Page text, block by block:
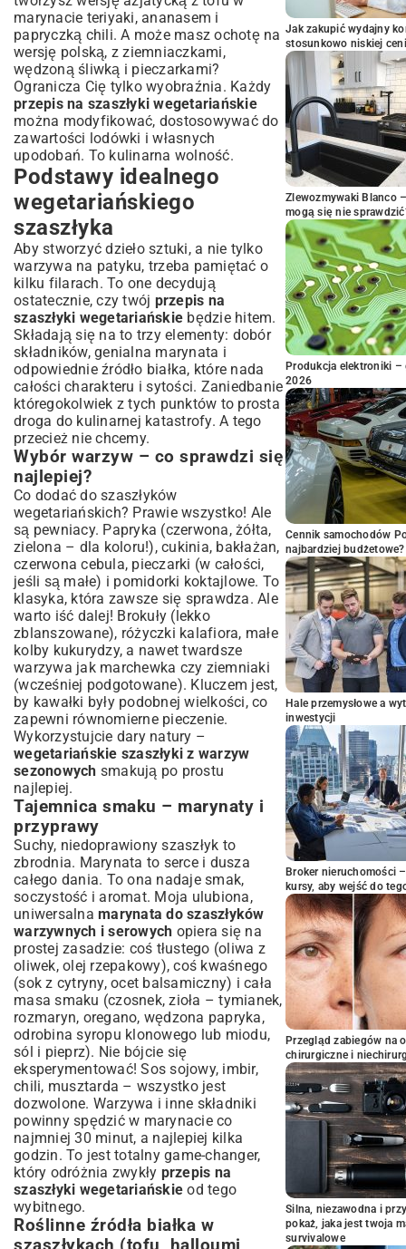
marynacie teriyaki, ananasem i
papryczką chili. A może masz ochotę na
wersję polską, z ziemniaczkami,
wędzoną śliwką i pieczarkami?
Ogranicza Cię tylko wyobraźnia. Każdy
przepis na szaszłyki wegetariańskie
można modyfikować, dostosowywać do
zawartości lodówki i własnych
upodobań. To kulinarna wolność.
Podstawy idealnego
wegetariańskiego
szaszłyka
Aby stworzyć dzieło sztuki, a nie tylko
warzywa na patyku, trzeba pamiętać o
kilku filarach. To one decydują
ostatecznie, czy twój przepis na
szaszłyki wegetariańskie będzie hitem.
Składają się na to trzy elementy: dobór
składników, genialna marynata i
odpowiednie źródło białka, które nada
całości charakteru i sytości. Zaniedbanie
któregokolwiek z tych punktów to prosta
droga do kulinarnej katastrofy. A tego
przecież nie chcemy.
Wybór warzyw – co sprawdzi się
najlepiej?
Co dodać do szaszłyków
wegetariańskich? Prawie wszystko! Ale
są pewniacy. Papryka (czerwona, żółta,
zielona – dla koloru!), cukinia, bakłażan,
czerwona cebula, pieczarki (w całości,
jeśli są małe) i pomidorki koktajlowe. To
klasyka, która zawsze się sprawdza. Ale
warto iść dalej! Brokuły (lekko
zblanszowane), różyczki kalafiora, małe
kolby kukurydzy, a nawet twardsze
warzywa jak marchewka czy ziemniaki
(wcześniej podgotowane). Kluczem jest,
by kawałki były podobnej wielkości, co
zapewni równomierne pieczenie.
Wykorzystujcie dary natury –
wegetariańskie szaszłyki z warzyw
sezonowych smakują po prostu
najlepiej.
Tajemnica smaku – marynaty i
przyprawy
Suchy, niedoprawiony szaszłyk to
zbrodnia. Marynata to serce i dusza
całego dania. To ona nadaje smak,
soczystość i aromat. Moja ulubiona,
uniwersalna marynata do szaszłyków
warzywnych i serowych opiera się na
prostej zasadzie: coś tłustego (oliwa z
oliwek, olej rzepakowy), coś kwaśnego
(sok z cytryny, ocet balsamiczny) i cała
masa smaku (czosnek, zioła – tymianek,
rozmaryn, oregano, wędzona papryka,
odrobina syropu klonowego lub miodu,
sól i pieprz). Nie bójcie się
eksperymentować! Sos sojowy, imbir,
chili, musztarda – wszystko jest
dozwolone. Warzywa i inne składniki
powinny spędzić w marynacie co
najmniej 30 minut, a najlepiej kilka
godzin. To jest totalny game-changer,
który odróżnia zwykły przepis na
szaszłyki wegetariańskie od tego
wybitnego.
Roślinne źródła białka w
Jak zakupić wydajny
stosunkowo niskiej
Zlewozmywaki Blanco
mogą się nie
Produkcja elektroniki –
2026
Cennik samochodów
najbardziej budżetowe?
Hale przemysłowe a
inwestycji
Broker nieruchomości
kursy, aby wejść do
Przegląd zabiegów na
chirurgiczne i
Silna, niezawodna i
pokaż, jaka jest twoja
survivalowe